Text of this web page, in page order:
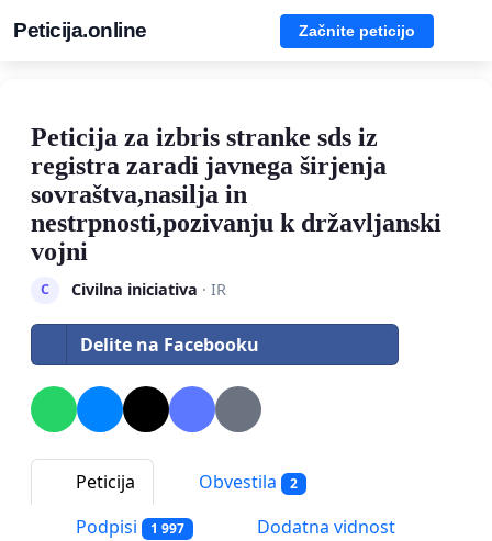
Peticija.online Začnite peticijo
Peticija za izbris stranke sds iz
registra zaradi javnega širjenja
sovraštva,nasilja in
nestrpnosti,pozivanju k državljanski
vojni
C Civilna iniciativa · IR
Delite na Facebooku
Peticija Obvestila 2
Podpisi 1 997 Dodatna vidnost